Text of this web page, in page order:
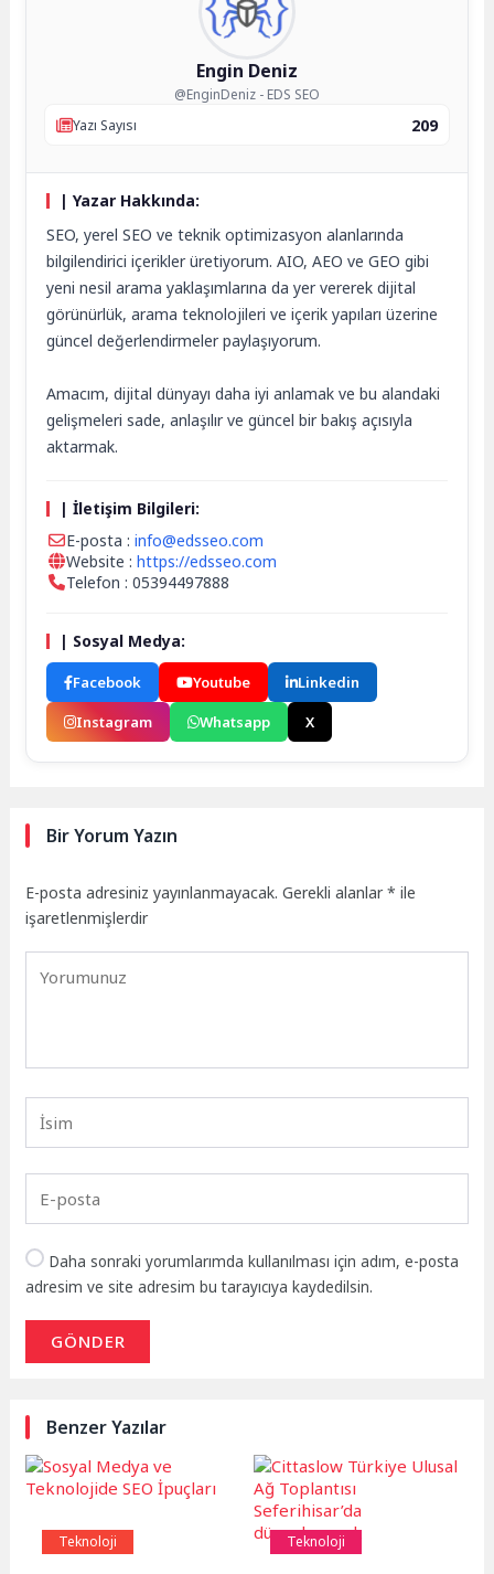
Engin Deniz
@EnginDeniz - EDS SEO
Yazı Sayısı
209
| Yazar Hakkında:
SEO, yerel SEO ve teknik optimizasyon alanlarında
bilgilendirici içerikler üretiyorum. AIO, AEO ve GEO gibi
yeni nesil arama yaklaşımlarına da yer vererek dijital
görünürlük, arama teknolojileri ve içerik yapıları üzerine
güncel değerlendirmeler paylaşıyorum.
Amacım, dijital dünyayı daha iyi anlamak ve bu alandaki
gelişmeleri sade, anlaşılır ve güncel bir bakış açısıyla
aktarmak.
| İletişim Bilgileri:
E-posta :info@edsseo.com
Website :https://edsseo.com
Telefon : 05394497888
| Sosyal Medya:
Facebook Youtube
Linkedin
Instagram
Whatsapp X
Bir Yorum Yazın
E-posta adresiniz yayınlanmayacak. Gerekli alanlar* ile
işaretlenmişlerdir
Daha sonraki yorumlarımda kullanılması için adım, e-posta
adresim ve site adresim bu tarayıcıya kaydedilsin.
GÖNDER
Benzer Yazılar
Teknoloji Teknoloji